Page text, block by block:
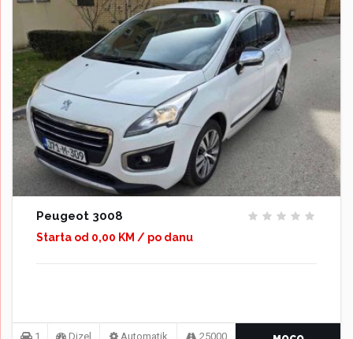
Peugeot 3008
Starta od 0,00 KM / po danu
1 Dizel Automatik 25000